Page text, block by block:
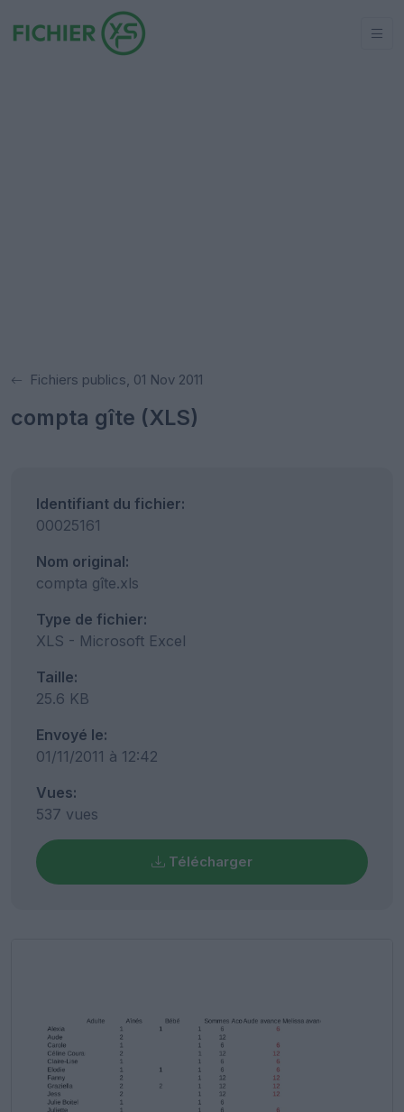
Fichiers publics, 01 Nov 2011
compta gîte (XLS)
Identifiant du fichier:
00025161
Nom original:
compta gîte.xls
Type de fichier:
XLS - Microsoft Excel
Taille:
25.6 KB
Envoyé le:
01/11/2011 à 12:42
Vues:
537 vues
Télécharger